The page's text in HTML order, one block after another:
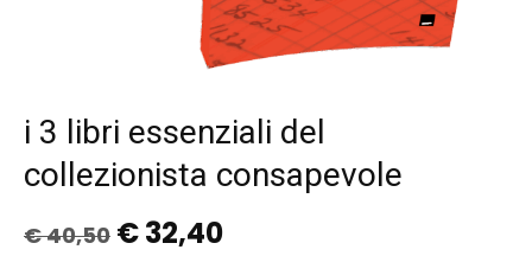
i 3 libri essenziali del
collezionista consapevole
€40,50 Il
€32,40Il